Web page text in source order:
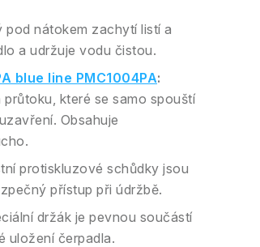
pod nátokem zachytí listí a
a udržuje vodu čistou.
blue line PMC1004PA:
které se samo spouští
Obsahuje
protiskluzové schůdky jsou
přístup při údržbě.
držák je pevnou součástí
uložení čerpadla.